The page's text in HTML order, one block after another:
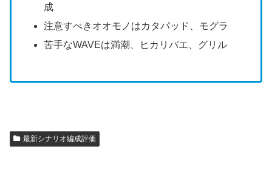
成
注意すべきオオモノはカタパッド、モグラ
苦手なWAVEは満潮、ヒカリバエ、グリル
最新シナリオ編成評価